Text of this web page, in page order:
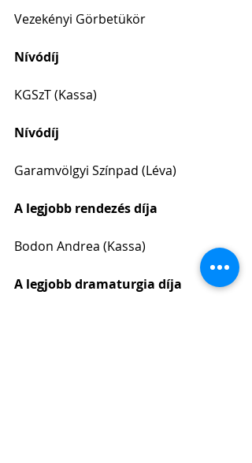
Vezekényi Görbetükör
Nívódíj
KGSzT (Kassa)
Nívódíj
Garamvölgyi Színpad (Léva)
A legjobb rendezés díja
Bodon Andrea (Kassa)
A legjobb dramaturgia díja